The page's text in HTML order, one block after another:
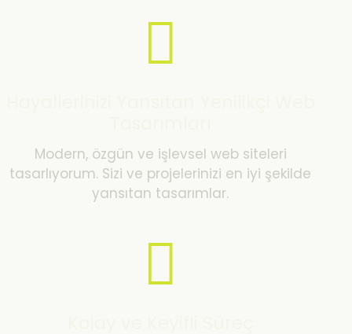
Modern, özgün ve işlevsel web siteleri
tasarlıyorum. Sizi ve projelerinizi en iyi şekilde
yansıtan tasarımlar.